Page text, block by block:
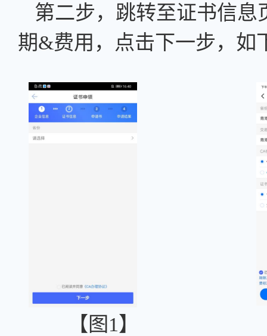
第二步，跳转至证书信
期&费用，点击下一步，如
【图 1】